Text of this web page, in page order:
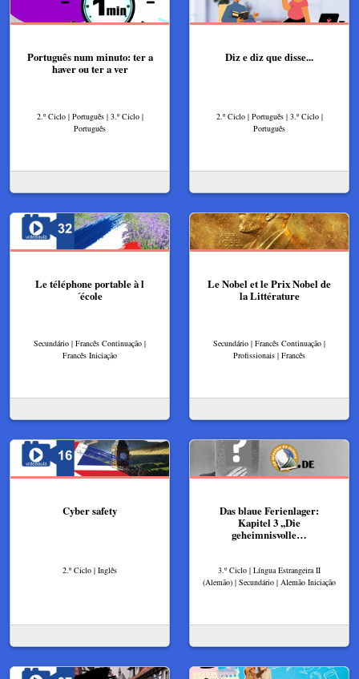
Português num minuto: ter a
haver ou ter a ver
2.º Ciclo | Português | 3.º Ciclo |
Português
Diz e diz que disse...
2.º Ciclo | Português | 3.º Ciclo |
Português
Le téléphone portable à l
´école
Secundário | Francês Continuação |
Francês Iniciação
Le Nobel et le Prix Nobel de
la Littérature
Secundário | Francês Continuação |
Profissionais | Francês
Cyber safety
2.º Ciclo | Inglês
Das blaue Ferienlager:
Kapitel 3 ,,Die
geheimnisvolle…
3.º Ciclo | Língua Estrangeira II
(Alemão) | Secundário | Alemão Iniciação